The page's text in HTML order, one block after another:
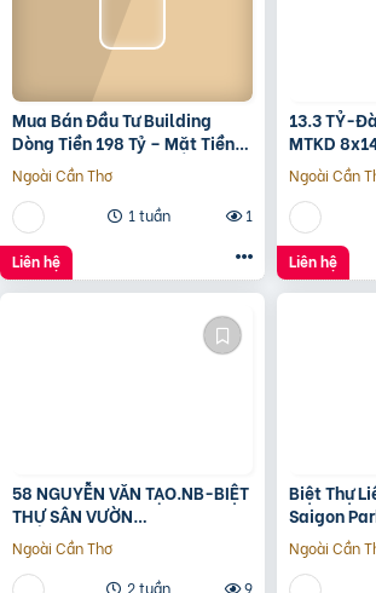
Mua Bán Đầu Tư Building
Dòng Tiền 198 Tỷ – Mặt Tiền
Đường 3/2, Trung Tâm Quận
10
Ngoài Cần Thơ
1 tuần
1
Liên hệ
13.3 TỶ-
MTKD
FULL NỘI
Ngoài Cần
Liên hệ
58 NGUYỄN VĂN TẠO.NB-BIỆT
THỰ SÂN VƯỜN
260M2[11x24M]-12.8 TỶ
Ngoài Cần Thơ
2 tuần
9
Biệt Thự
Saigon
Ngoài Cần